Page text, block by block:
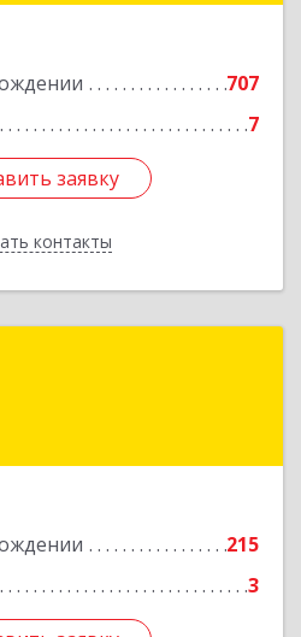
707
7
заявку
контакты
заявку
Назад
215
3